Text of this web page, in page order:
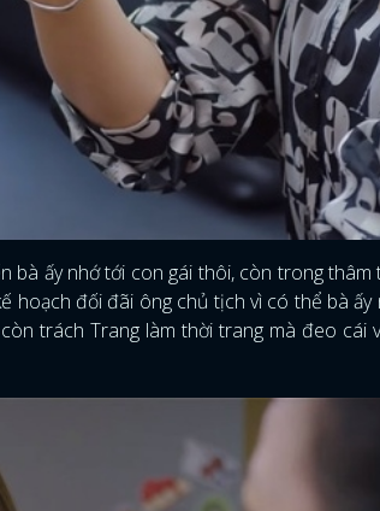
bà ấy nhớ tới con gái thôi, còn trong
hoạch đối đãi ông chủ tịch vì có thể bà ấy
trách Trang làm thời trang mà đeo cái